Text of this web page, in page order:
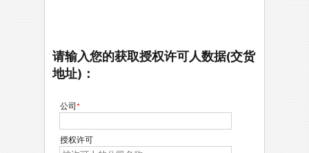
请输入您的获取授权许可人数据(交货
地址)：
公司*
授权许可